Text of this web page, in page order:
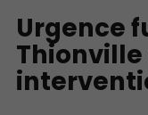
Urgence
Thionville